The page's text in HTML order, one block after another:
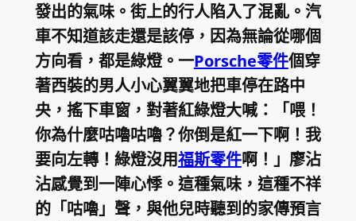
發出的氣味。街上的行人陷入了混亂。汽
車不知道該走還是該停，因為無論從哪個
方向看，都是綠燈。一Porsche零件個穿
著西裝的男人小心翼翼地把車停在路中
央，搖下車窗，對著紅綠燈大喊：「喂！
你為什麼咕嚕咕嚕？你倒是紅一下啊！我
要向左轉！綠燈沒用福斯零件啊！」廖沾
沾感覺到一陣心悸。這種氣味，這種不祥
的「咕嚕」聲，與他兒時聽到的家傳預言